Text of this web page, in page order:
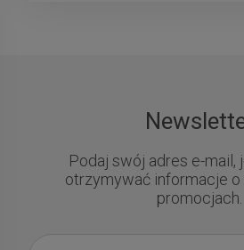
Podaj swój adres e-mail,
otrzymywać informacje
promocjach.